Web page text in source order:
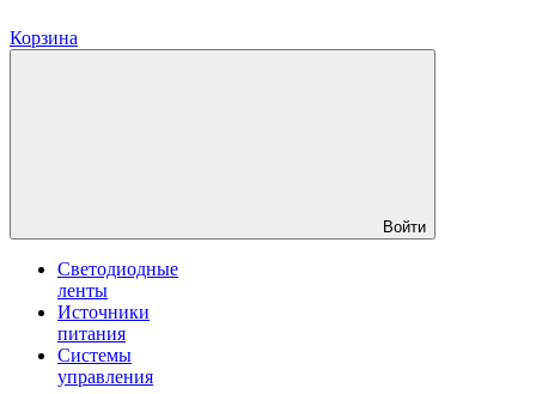
Корзина
Войти
Светодиодные
ленты
Источники
питания
Системы
управления